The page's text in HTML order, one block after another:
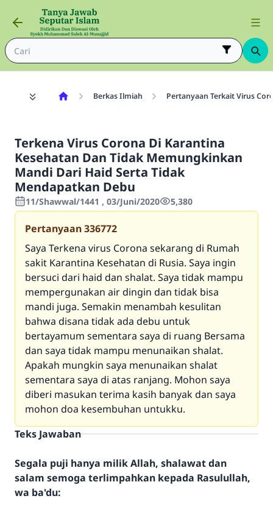
Berkas Ilmiah Pertanyaan Terkait Virus
Terkena Virus Corona Di Karantina
Kesehatan Dan Tidak Memungkinkan
Mandi Dari Haid Serta Tidak
Mendapatkan Debu
11/Shawwal/1441 , 03/Juni/2020 5,380
Pertanyaan336772
Saya Terkena virus Corona sekarang di Rumah
sakit Karantina Kesehatan di Rusia. Saya ingin
bersuci dari haid dan shalat. Saya tidak mampu
mempergunakan air dingin dan tidak bisa
mandi juga. Semakin menambah kesulitan
bahwa disana tidak ada debu untuk
bertayamum sementara saya di ruang Bersama
dan saya tidak mampu menunaikan shalat.
Apakah mungkin saya menunaikan shalat
sementara saya di atas ranjang. Mohon saya
diberi masukan terima kasih banyak dan saya
mohon doa kesembuhan untukku.
Teks Jawaban
Segala puji hanya milik Allah, shalawat dan
salam semoga terlimpahkan kepada Rasulullah,
wa ba'du: